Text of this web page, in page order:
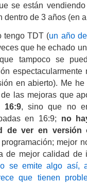
se están
dentro de 3 años (en
tengo TDT (un año
que he echado
tampoco se
en abierto). Me
las mejoras que
16:9, sino que no
en 16:9; no
de ver en
mejor
de mejor calidad de
se emite algo así,
que tienen